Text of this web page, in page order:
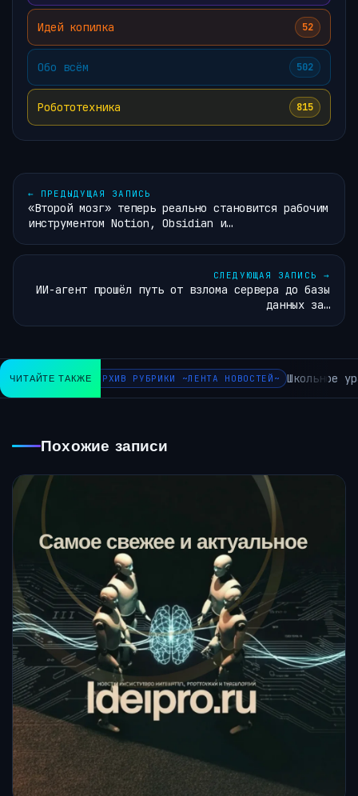
Идей копилка 52
Обо всём 502
Робототехника 815
← ПРЕДЫДУЩАЯ ЗАПИСЬ
«Второй мозг» теперь реально становится рабочим
инструментом Notion, Obsidian и…
СЛЕДУЮЩАЯ ЗАПИСЬ →
ИИ-агент прошёл путь от взлома сервера до базы
данных за…
ЧИТАЙТЕ ТАКЖЕАРХИВ РУБРИКИ ~ЛЕНТА НОВОСТЕЙ~ Школьное
Похожие записи